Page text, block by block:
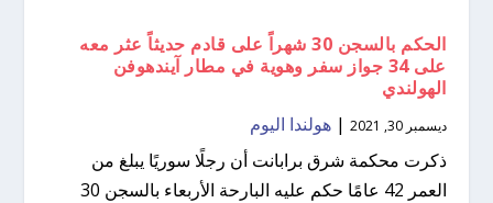
الحكم بالسجن 30 شهراً على قادم حديثاً عثر معه
على 34 جواز سفر وهوية في مطار آيندهوفن
الهولندي
ديسمبر 30, 2021 |هولندا اليوم
ذكرت محكمة شرق برابانت أن رجلًا سوريًا يبلغ من
العمر 42 عامًا حكم عليه البارحة الأربعاء بالسجن 30